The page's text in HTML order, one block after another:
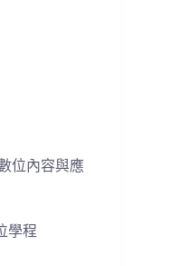
數位內容與應
學程